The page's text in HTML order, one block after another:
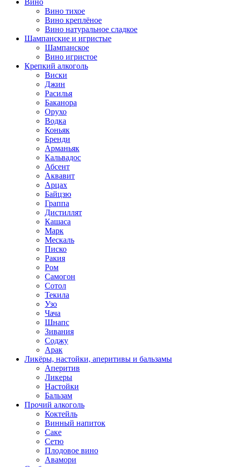
Вино
Вино тихое
Вино креплёное
Вино натуральное сладкое
Шампанские и игристые
Шампанское
Вино игристое
Крепкий алкоголь
Виски
Джин
Расилья
Баканора
Орухо
Водка
Коньяк
Бренди
Арманьяк
Кальвадос
Абсент
Аквавит
Арцах
Байцзю
Граппа
Дистиллят
Кашаса
Марк
Мескаль
Писко
Ракия
Ром
Самогон
Сотол
Текила
Узо
Чача
Шнапс
Зивания
Соджу
Арак
Ликёры, настойки, аперитивы и бальзамы
Аперитив
Ликеры
Настойки
Бальзам
Прочий алкоголь
Коктейль
Винный напиток
Саке
Сетю
Плодовое вино
Авамори